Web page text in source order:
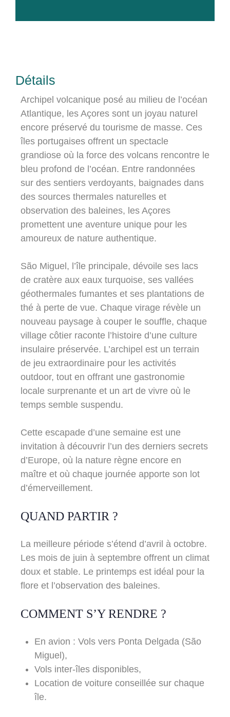
Détails
Archipel volcanique posé au milieu de l’océan
Atlantique, les Açores sont un joyau naturel
encore préservé du tourisme de masse. Ces
îles portugaises offrent un spectacle
grandiose où la force des volcans rencontre le
bleu profond de l’océan. Entre randonnées
sur des sentiers verdoyants, baignades dans
des sources thermales naturelles et
observation des baleines, les Açores
promettent une aventure unique pour les
amoureux de nature authentique.
São Miguel, l’île principale, dévoile ses lacs
de cratère aux eaux turquoise, ses vallées
géothermales fumantes et ses plantations de
thé à perte de vue. Chaque virage révèle un
nouveau paysage à couper le souffle, chaque
village côtier raconte l’histoire d’une culture
insulaire préservée. L’archipel est un terrain
de jeu extraordinaire pour les activités
outdoor, tout en offrant une gastronomie
locale surprenante et un art de vivre où le
temps semble suspendu.
Cette escapade d’une semaine est une
invitation à découvrir l’un des derniers secrets
d’Europe, où la nature règne encore en
maître et où chaque journée apporte son lot
d’émerveillement.
QUAND PARTIR ?
La meilleure période s’étend d’avril à octobre.
Les mois de juin à septembre offrent un climat
doux et stable. Le printemps est idéal pour la
flore et l’observation des baleines.
COMMENT S’Y RENDRE ?
En avion : Vols vers Ponta Delgada (São
Miguel),
Vols inter-îles disponibles,
Location de voiture conseillée sur chaque
île.